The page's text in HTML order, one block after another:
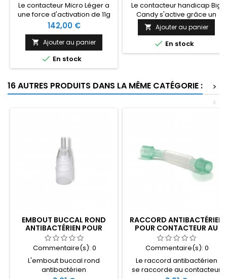
Le contacteur Micro Léger a
une force d'activation de 11g
avec une surface d'activation
de 4,5 x 1,3 cm. Il suffit d'une
légère pression pour
appuyer dessus.
Prix
142,00 €
 Ajouter au panier
 En stock
Le contacteur handicap Big
Candy s'active grâce un
capteur de proximité très
sensible. Il a une surface
d'activation de 9,8 cm et une
distance d'activation de
 Ajouter au panier
 En stock
16 AUTRES PRODUITS DANS LA MÊME CATÉGORIE :
>
<
EMBOUT BUCCAL ROND
ANTIBACTÉRIEN POUR
CONTACTEUR AU SOUFFLE
Commentaire(s): 0
L'embout buccal rond
antibactérien
RACCORD ANTIBACTÉRIEN
POUR CONTACTEUR AU
SOUFFLE
Commentaire(s): 0
Le raccord antibactérien
se raccorde au contacteur